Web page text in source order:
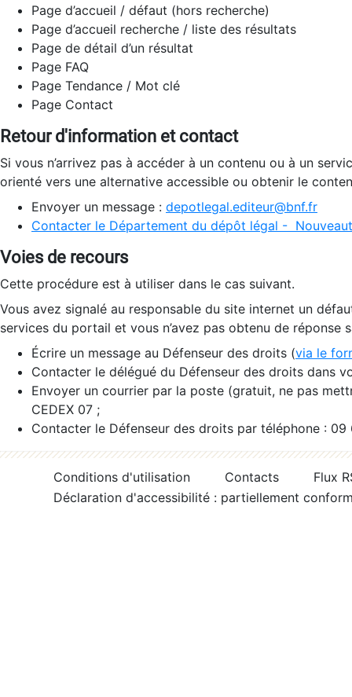
Page d’accueil / défaut (hors recherche)
Page d’accueil recherche / liste des résultats
Page de détail d’un résultat
Page FAQ
Page Tendance / Mot clé
Page Contact
Retour d'information et contact
Si vous n’arrivez pas à accéder à un contenu ou à un
orienté vers une alternative accessible ou obtenir le
Envoyer un message : depotlegal.editeur@bnf.fr
Contacter le Département du dépôt légal -
Voies de recours
Cette procédure est à utiliser dans le cas suivant.
Vous avez signalé au responsable du site internet un
services du portail et vous n’avez pas obtenu de réponse
Écrire un message au Défenseur des droits (via le
Contacter le délégué du Défenseur des droits dans
Envoyer un courrier par la poste (gratuit, ne pas
CEDEX 07 ;
Contacter le Défenseur des droits par téléphone :
Conditions d'utilisation Contacts
Flux
Déclaration d'accessibilité : partiellement